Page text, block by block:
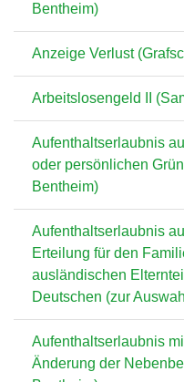
Bentheim)
Anzeige Verlust
Arbeitslosengeld II
Aufenthaltserlaubnis
oder persönlichen
Bentheim)
Aufenthaltserlaubnis
Erteilung für den
ausländischen
Deutschen (zur
Aufenthaltserlaubnis
Änderung der